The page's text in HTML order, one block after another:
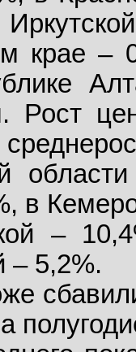
крае –
Рост
в
–
– 5,2%.